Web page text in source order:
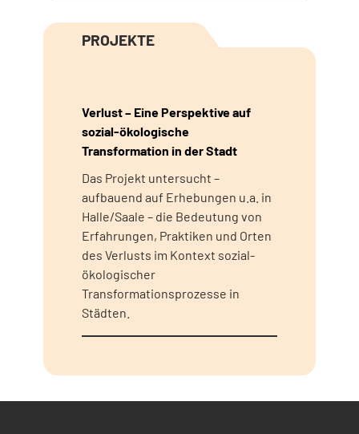
PROJEKTE
Verlust – Eine Perspektive auf
sozial-ökologische
Transformation in der Stadt
Das Projekt untersucht –
aufbauend auf Erhebungen u.a. in
Halle/Saale – die Bedeutung von
Erfahrungen, Praktiken und Orten
des Verlusts im Kontext sozial-
ökologischer
Transformationsprozesse in
Städten.